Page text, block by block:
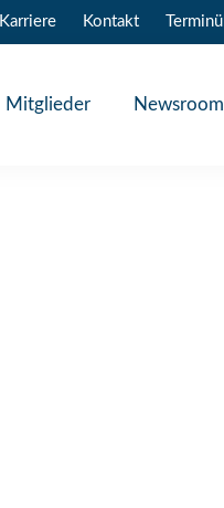
Karriere Kontakt
Mitglieder Newsroom